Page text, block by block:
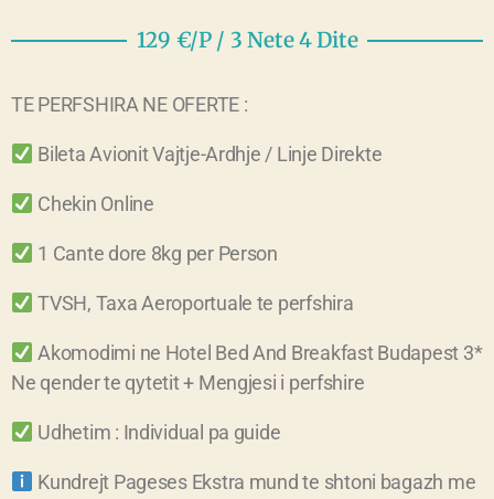
129 €/P / 3 Nete 4 Dite
TE PERFSHIRA NE OFERTE :
Bileta Avionit Vajtje-Ardhje / Linje Direkte
Chekin Online
1 Cante dore 8kg per Person
TVSH, Taxa Aeroportuale te perfshira
Akomodimi ne Hotel Bed And Breakfast Budapest 3*
Ne qender te qytetit + Mengjesi i perfshire
Udhetim : Individual pa guide
Kundrejt Pageses Ekstra mund te shtoni bagazh me